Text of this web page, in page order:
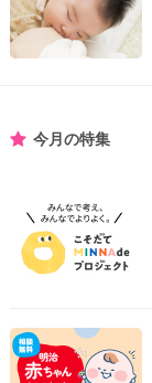
今月の特集